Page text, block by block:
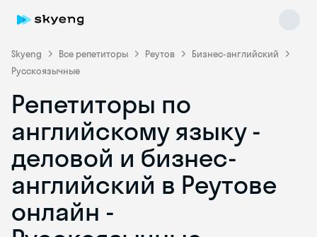
Skyeng Все репетиторы Реутов
Бизнес-английский
Русскоязычные
Репетиторы по
английскому языку -
деловой и бизнес-
английский в Реутове
онлайн -
Skyeng Chat